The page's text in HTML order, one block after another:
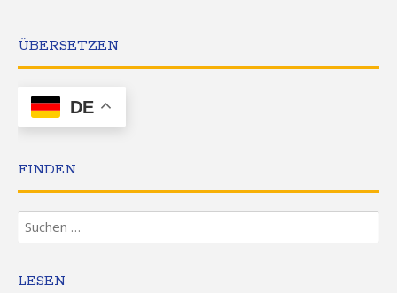
ÜBERSETZEN
DE
FINDEN
Suchen
nach:
LESEN